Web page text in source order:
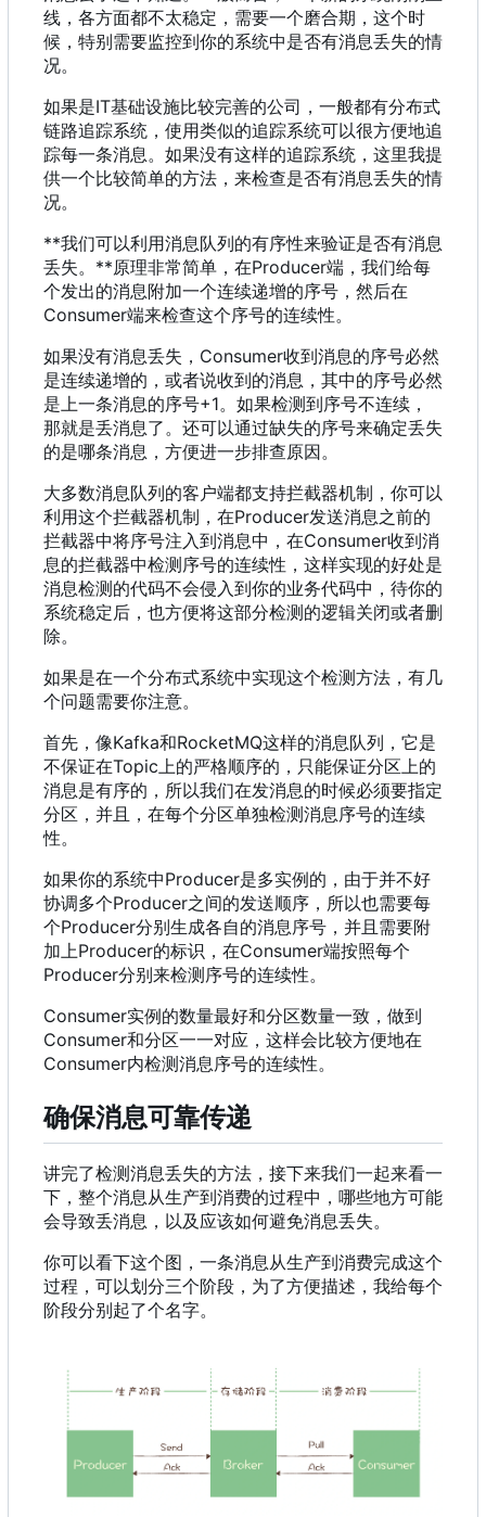
线，各方面都不太稳定，需要一个磨合期，这个时
候，特别需要监控到你的系统中是否有消息丢失的情
况。
如果是IT基础设施比较完善的公司 ， 一般都有分布式
链路追踪系统 ， 使用类似的追踪系统可以很方便地追
踪每一条消息。如果没有这样的追踪系统 ， 这里我提
供一个比较简单的方法 ， 来检查是否有消息丢失的情
况。
**我们可以利用消息队列的有序性来验证是否有消息
丢失。**原理非常简单 ， 在Producer端 ， 我们给每
个发出的消息附加一个连续递增的序号 ， 然后在
Consumer端来检查这个序号的连续性。
如果没有消息丢失 ， Consumer收到消息的序号必然
是连续递增的 ， 或者说收到的消息 ， 其中的序号必然
是上一条消息的序号+1。如果检测到序号不连续 ，
那就是丢消息了。还可以通过缺失的序号来确定丢失
的是哪条消息 ， 方便进一步排查原因。
大多数消息队列的客户端都支持拦截器机制 ， 你可以
利用这个拦截器机制 ， 在Producer发送消息之前的
拦截器中将序号注入到消息中 ， 在Consumer收到消
息的拦截器中检测序号的连续性 ， 这样实现的好处是
消息检测的代码不会侵入到你的业务代码中 ， 待你的
系统稳定后 ， 也方便将这部分检测的逻辑关闭或者删
除。
如果是在一个分布式系统中实现这个检测方法，有几
个问题需要你注意。
首先 ， 像Kafka和RocketMQ这样的消息队列 ， 它是
不保证在Topic上的严格顺序的 ， 只能保证分区上的
消息是有序的 ， 所以我们在发消息的时候必须要指定
分区 ， 并且 ， 在每个分区单独检测消息序号的连续
性。
如果你的系统中Producer是多实例的 ， 由于并不好
协调多个Producer之间的发送顺序 ， 所以也需要每
个Producer分别生成各自的消息序号 ， 并且需要附
加上Producer的标识 ， 在Consumer端按照每个
Producer分别来检测序号的连续性。
Consumer实例的数量最好和分区数量一致 ， 做到
Consumer和分区一一对应 ， 这样会比较方便地在
Consumer内检测消息序号的连续性。
确保消息可靠传递
讲完了检测消息丢失的方法，接下来我们一起来看一
下，整个消息从生产到消费的过程中，哪些地方可能
会导致丢消息，以及应该如何避免消息丢失。
你可以看下这个图，一条消息从生产到消费完成这个
过程，可以划分三个阶段，为了方便描述，我给每个
阶段分别起了个名字。